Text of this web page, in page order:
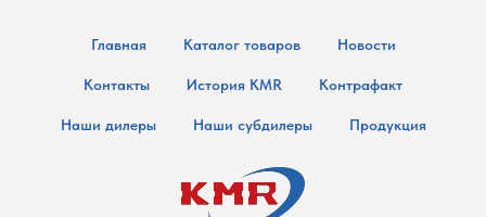
Главная Каталог товаров Новости
Контакты История KMR Контрафакт
Наши дилеры Наши субдилеры Продукция